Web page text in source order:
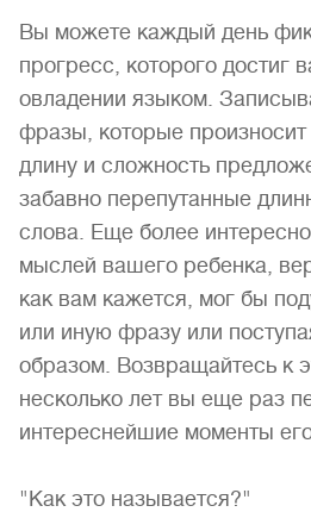
Вы можете каждый день
прогресс, которого достиг
овладении языком.
фразы, которые
длину и сложность
забавно перепутанные
слова. Еще более
мыслей вашего ребенка,
как вам кажется, мог бы
или иную фразу или
образом. Возвращайтесь к
несколько лет вы еще раз
интереснейшие моменты
"Как это называется?"